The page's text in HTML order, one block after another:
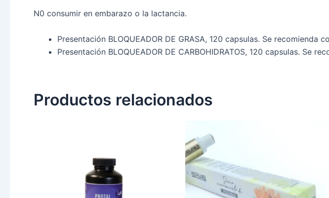
N0 consumir en embarazo o la lactancia.
Presentación BLOQUEADOR DE GRASA, 120 capsulas. Se
Presentación BLOQUEADOR DE CARBOHIDRATOS, 120 capsulas. Se
Productos relacionados